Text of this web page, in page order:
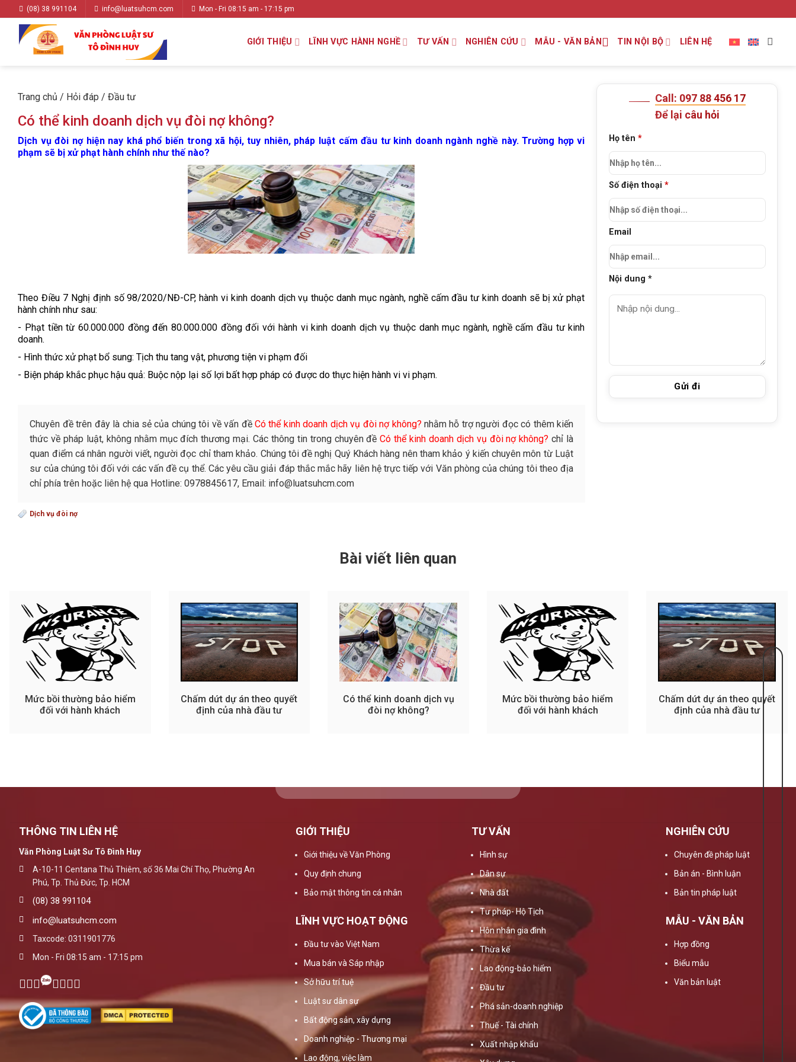
(08) 38 991104 info@luatsuhcm.com Mon - Fri 08:15 am - 17:15 pm
GIỚI THIỆU LĨNH VỰC HÀNH NGHỀ TƯ VẤN NGHIÊN CỨU MẪU - VĂN BẢN TIN NỘI BỘ LIÊN HỆ
Trang chủ / Hỏi đáp /Đầu tư
Có thể kinh doanh dịch vụ đòi nợ không?
Dịch vụ đòi nợ hiện nay khá phổ biến trong xã hội, tuy nhiên, pháp luật cấm đầu tư kinh doanh ngành nghề này. Trường hợp vi
phạm sẽ bị xử phạt hành chính như thế nào?
Theo Điều 7 Nghị định số 98/2020/NĐ-CP, hành vi kinh doanh dịch vụ thuộc danh mục ngành, nghề cấm đầu tư kinh doanh sẽ bị xử phạt
hành chính như sau:
- Phạt tiền từ 60.000.000 đồng đến 80.000.000 đồng đối với hành vi kinh doanh dịch vụ thuộc danh mục ngành, nghề cấm đầu tư kinh
doanh.
- Hình thức xử phạt bổ sung: Tịch thu tang vật, phương tiện vi phạm đối
- Biện pháp khắc phục hậu quả: Buộc nộp lại số lợi bất hợp pháp có được do thực hiện hành vi vi phạm.
Chuyên đề trên đây là chia sẻ của chúng tôi về vấn đềCó thể kinh doanh dịch vụ đòi nợ không? nhằm hỗ trợ người đọc có thêm kiến
thức về pháp luật, không nhằm mục đích thương mại. Các thông tin trong chuyên đềCó thể kinh doanh dịch vụ đòi nợ không? chỉ là
quan điểm cá nhân người viết, người đọc chỉ tham khảo. Chúng tôi đề nghị Quý Khách hàng nên tham khảo ý kiến chuyên môn từ Luật
sư của chúng tôi đối với các vấn đề cụ thể. Các yêu cầu giải đáp thắc mắc hãy liên hệ trực tiếp với Văn phòng của chúng tôi theo địa
chỉ phía trên hoặc liên hệ qua Hotline: 0978845617, Email: info@luatsuhcm.com
Dịch vụ đòi nợ
Call: 097 88 456 17
Để lại câu hỏi
Họ tên*
Số điện thoại*
Email
Nội dung *
Bài viết liên quan
Mức bồi thường bảo hiểm
đối với hành khách
Chấm dứt dự án theo quyết
định của nhà đầu tư
Có thể kinh doanh dịch vụ
đòi nợ không?
Mức bồi thường bảo hiểm
đối với hành khách
Chấm dứt dự án theo quyết
định của nhà đầu tư
THÔNG TIN LIÊN HỆ
Văn Phòng Luật Sư Tô Đình Huy
A-10-11 Centana Thủ Thiêm, số 36 Mai Chí Thọ, Phường An
Phú, Tp. Thủ Đức, Tp. HCM
(08) 38 991104
info@luatsuhcm.com
Taxcode: 0311901776
Mon - Fri 08:15 am - 17:15 pm
GIỚI THIỆU
Giới thiệu về Văn Phòng
Quy định chung
Bảo mật thông tin cá nhân
LĨNH VỰC HOẠT ĐỘNG
Đầu tư vào Việt Nam
Mua bán và Sáp nhập
Sở hữu trí tuệ
Luật sư dân sự
Bất động sản, xây dựng
Doanh nghiệp - Thương mại
Lao động, việc làm
TƯ VẤN
Hình sự
Dân sự
Nhà đất
Tư pháp- Hộ Tịch
Hôn nhân gia đình
Thừa kế
Lao động-bảo hiểm
Đầu tư
Phá sản-doanh nghiệp
Thuế - Tài chính
Xuất nhập khẩu
NGHIÊN CỨU
Chuyên đề pháp luật
Bản án - Bình luận
Bản tin pháp luật
MẪU - VĂN BẢN
Hợp đồng
Biểu mẫu
Văn bản luật